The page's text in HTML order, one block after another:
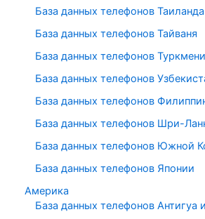
База данных телефонов Таиланда
База данных телефонов Тайваня
База данных телефонов
База данных телефонов
База данных телефонов
База данных телефонов Шри-
База данных телефонов Южной
База данных телефонов Японии
Америка
База данных телефонов Антигуа